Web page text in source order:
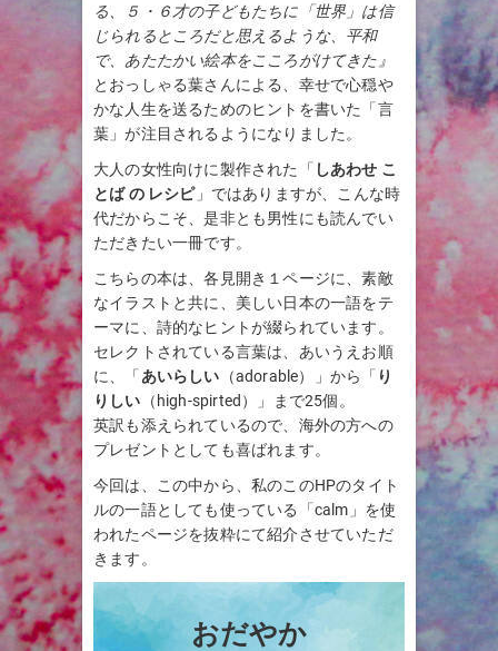
る、５・６才の子どもたちに「世界」は信
じられるところだと思えるような、平和
で、あたたかい絵本をこころがけてきた』
とおっしゃる葉さんによる、幸せで心穏や
かな人生を送るためのヒントを書いた「言
葉」が注目されるようになりました。
大人の女性向けに製作された「 しあわせ こ
とば の レシピ」ではありますが、こんな時
代だからこそ、是非とも男性にも読んでい
ただきたい一冊です。
こちらの本は、各見開き１ページに、素敵
なイラストと共に、美しい日本の一語をテ
ーマに、詩的なヒントが綴られています。
セレクトされている言葉は、あいうえお順
に、「 あいらしい （adorable）」から「 り
りしい （high-spirted）」まで25個。
英訳も添えられているので、海外の方への
プレゼントとしても喜ばれます。
今回は、この中から、私のこのHPのタイト
ルの一語としても使っている「calm」を使
われたページを抜粋にて紹介させていただ
きます。
おだやか